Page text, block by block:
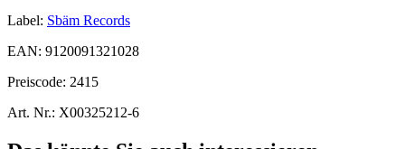
Label: Sbäm Records
EAN: 9120091321028
Preiscode: 2415
Art. Nr.: X00325212-6